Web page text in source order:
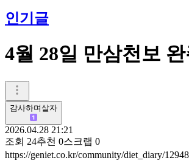
인기글
4월 28일 만삼천보
감사하며살자
2026.04.28 21:21
조회 24추천 0스크랩 0
https://geniet.co.kr/community/diet_diary/